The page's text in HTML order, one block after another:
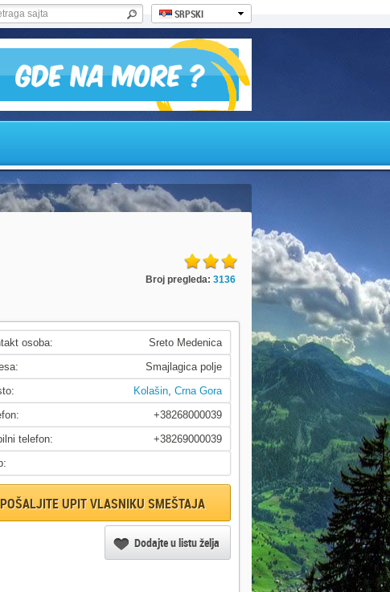
SRPSKI
Broj pregleda: 3136
osoba:
Sreto Medenica
Smajlagica polje
Kolašin, Crna Gora
+38268000039
telefon:
+38269000039
POŠALJITE UPIT VLASNIKU SMEŠTAJA
Dodajte u listu želja